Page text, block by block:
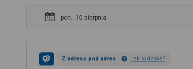
pon.. 10 sierpnia
Z adresu pod adres Jak to działa?